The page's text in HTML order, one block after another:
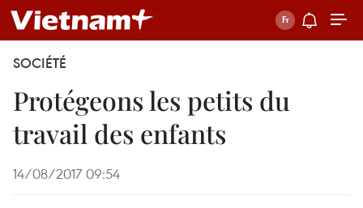
SOCIÉTÉ
Protégeons les petits du
travail des enfants
14/08/2017 09:54